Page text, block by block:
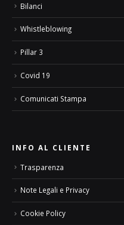
Bilanci
Whistleblowing
Pillar 3
Covid 19
Comunicati Stampa
INFO AL CLIENTE
Trasparenza
Note Legali e Privacy
Cookie Policy